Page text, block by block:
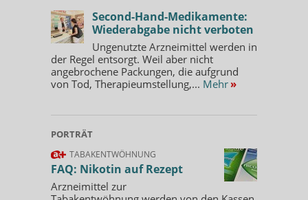
Second-Hand-Medikamente:
Wiederabgabe nicht verboten
Ungenutzte Arzneimittel werden in
der Regel entsorgt. Weil aber nicht
angebrochene Packungen, die aufgrund
von Tod, Therapieumstellung,... Mehr »
PORTRÄT
TABAKENTWÖHNUNG
FAQ: Nikotin auf Rezept
Arzneimittel zur